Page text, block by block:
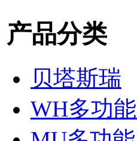
产品分类
贝塔斯瑞
WH多功